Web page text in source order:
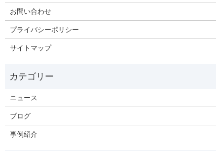
お問い合わせ
プライバシーポリシー
サイトマップ
ニュース
ブログ
事例紹介